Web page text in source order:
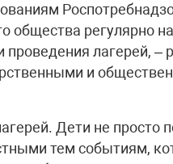
общества регулярно
лагерей, –
и
Дети не просто
тем событиям,